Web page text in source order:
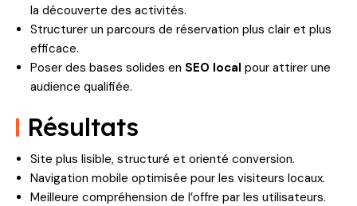
la découverte des activités.
Structurer un parcours de réservation plus clair et plus
efficace.
Poser des bases solides en SEO local pour attirer une
audience qualifiée.
Résultats
Site plus lisible, structuré et orienté conversion.
Navigation mobile optimisée pour les visiteurs locaux.
Meilleure compréhension de l’offre par les utilisateurs.